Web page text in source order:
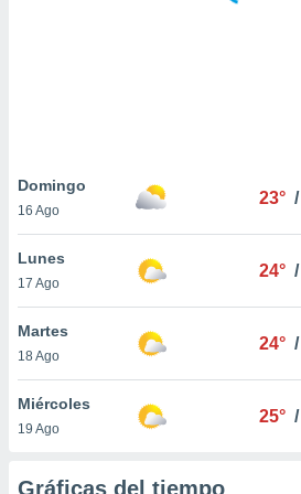
similares
como
sitio
de
traten tus
en
interés
su
Domingo
16 Ago
23° /
Lunes
17 Ago
24° /
Martes
18 Ago
24° /
Miércoles
19 Ago
25° /
Gráficas del tiempo